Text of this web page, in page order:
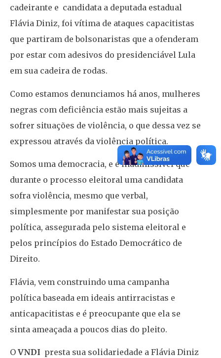
cadeirante e candidata a deputada estadual
Flávia Diniz, foi vítima de ataques capacitistas
que partiram de bolsonaristas que a ofenderam
por estar com adesivos do presidenciável Lula
em sua cadeira de rodas.
Como estamos denunciamos há anos, mulheres
negras com deficiência estão mais sujeitas a
sofrer situações de violência, o que dessa vez se
expressou através da violência política.
Somos uma democracia, e é inadmissível que
durante o processo eleitoral uma candidata
sofra violência, mesmo que verbal,
simplesmente por manifestar sua posição
política, assegurada pelo sistema eleitoral e
pelos princípios do Estado Democrático de
Direito.
Flávia, vem construindo uma campanha
política baseada em ideais antirracistas e
anticapacitistas e é preocupante que ela se
sinta ameaçada a poucos dias do pleito.
O VNDI presta sua solidariedade a Flávia Diniz